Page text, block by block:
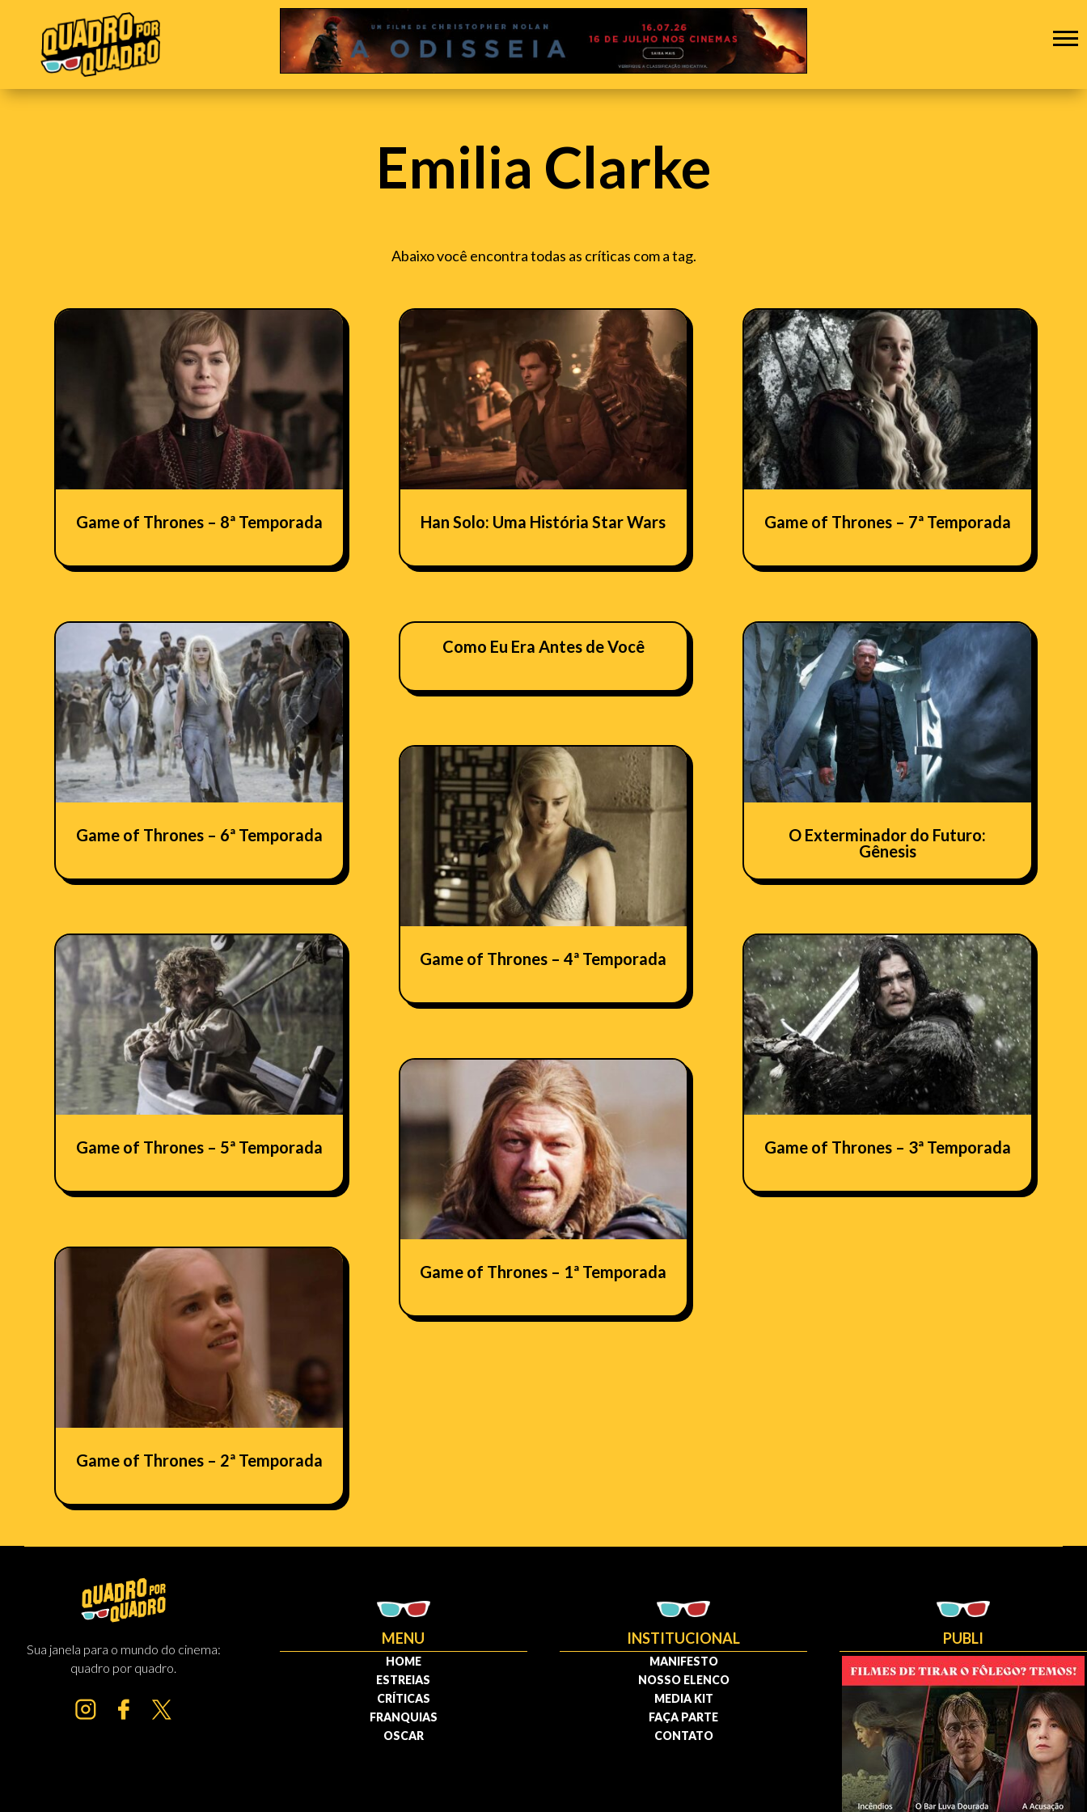
Emilia Clarke
Abaixo você encontra todas as críticas com a tag.
Game of Thrones – 8ª Temporada
Game of Thrones – 6ª Temporada
Game of Thrones – 5ª Temporada
Game of Thrones – 2ª Temporada
Han Solo: Uma História Star Wars
Como Eu Era Antes de Você
Game of Thrones – 4ª Temporada
Game of Thrones – 1ª Temporada
Game of Thrones – 7ª Temporada
O Exterminador do Futuro:
Gênesis
Game of Thrones – 3ª Temporada
Sua janela para o mundo do cinema:
quadro por quadro.
MENU
HOME
ESTREIAS
CRÍTICAS
FRANQUIAS
OSCAR
INSTITUCIONAL
MANIFESTO
NOSSO ELENCO
MEDIA KIT
FAÇA PARTE
CONTATO
PUBLI